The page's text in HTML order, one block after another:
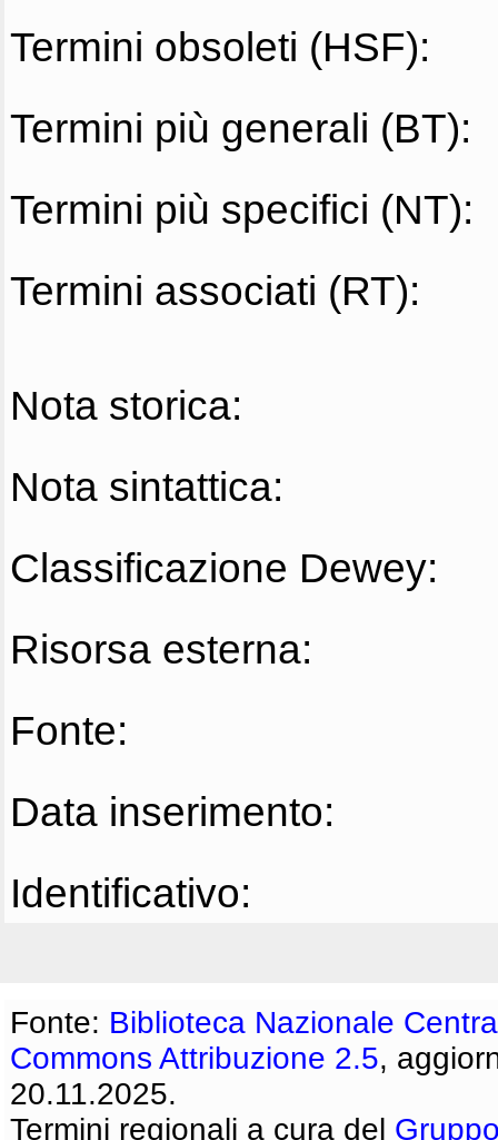
Termini obsoleti (HSF):
Termini più generali (BT):
Termini più specifici (NT):
Termini associati (RT):
Nota storica:
Nota sintattica:
Classificazione Dewey:
Risorsa esterna:
Fonte:
Data inserimento:
Identificativo:
Fonte: Biblioteca Nazionale
Commons Attribuzione 2.5,
20.11.2025.
Termini regionali a cura del